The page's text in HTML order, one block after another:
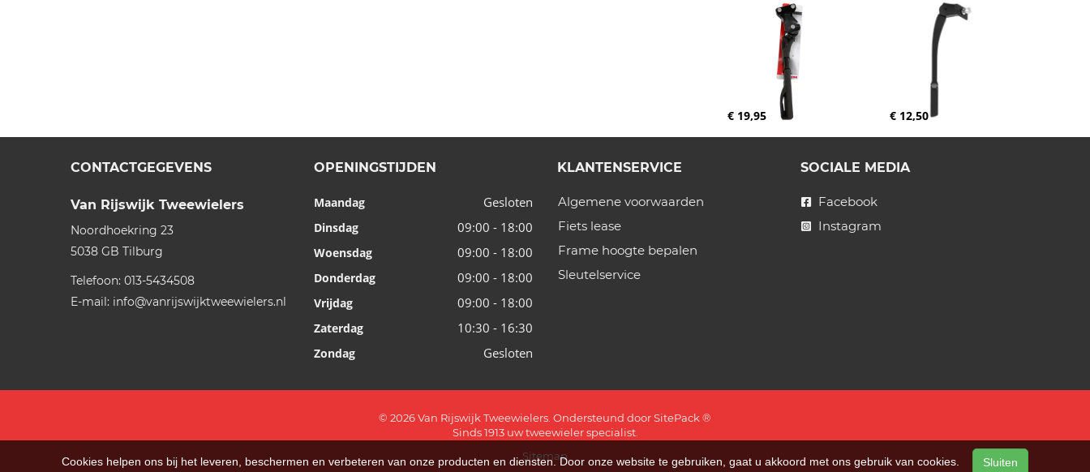
€ 19,95 € 12,50
CONTACTGEGEVENS
Van Rijswijk Tweewielers
Noordhoekring 23
5038 GB Tilburg
Telefoon: 013-5434508
E-mail: info@vanrijswijktweewielers.nl
OPENINGSTIJDEN
Maandag Gesloten
Dinsdag 09:00 - 18:00
Woensdag 09:00 - 18:00
Donderdag 09:00 - 18:00
Vrijdag 09:00 - 18:00
Zaterdag 10:30 - 16:30
Zondag Gesloten
KLANTENSERVICE
Algemene voorwaarden
Fiets lease
Frame hoogte bepalen
Sleutelservice
SOCIALE MEDIA
Facebook
Instagram
© 2026 Van Rijswijk Tweewielers. Ondersteund doorSitePack ®
Sinds 1913 uw tweewieler specialist.
Sitemap
Cookies helpen ons bij het leveren, beschermen en verbeteren van onze producten en diensten. Door onze website te gebruiken, gaat u akkoord met ons gebruik van cookies. Sluiten